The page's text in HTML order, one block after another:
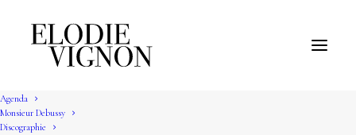
Agenda
Monsieur Debussy
Discographie